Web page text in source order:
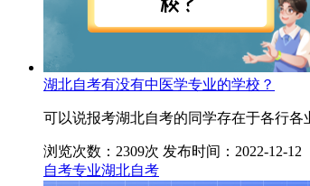
湖北自考有没有中医学专业的学校？
可以说报考湖北自考的同学存在于各行
浏览次数：2309次 发布时间：2022-12-12
自考专业湖北自考